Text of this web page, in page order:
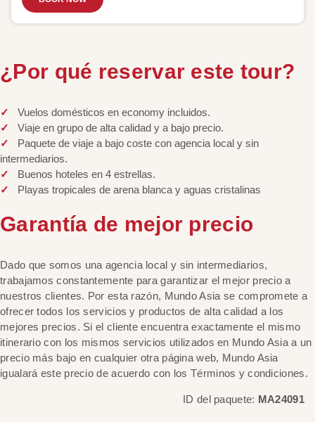
¿Por qué reservar este tour?
Vuelos domésticos en economy incluidos.
Viaje en grupo de alta calidad y a bajo precio.
Paquete de viaje a bajo coste con agencia local y sin
intermediarios.
Buenos hoteles en 4 estrellas.
Playas tropicales de arena blanca y aguas cristalinas
Garantía de mejor precio
Dado que somos una agencia local y sin intermediarios,
trabajamos constantemente para garantizar el mejor precio a
nuestros clientes. Por esta razón, Mundo Asia se compromete a
ofrecer todos los servicios y productos de alta calidad a los
mejores precios. Si el cliente encuentra exactamente el mismo
itinerario con los mismos servicios utilizados en Mundo Asia a un
precio más bajo en cualquier otra página web, Mundo Asia
igualará este precio de acuerdo con los Términos y condiciones.
ID del paquete: MA24091